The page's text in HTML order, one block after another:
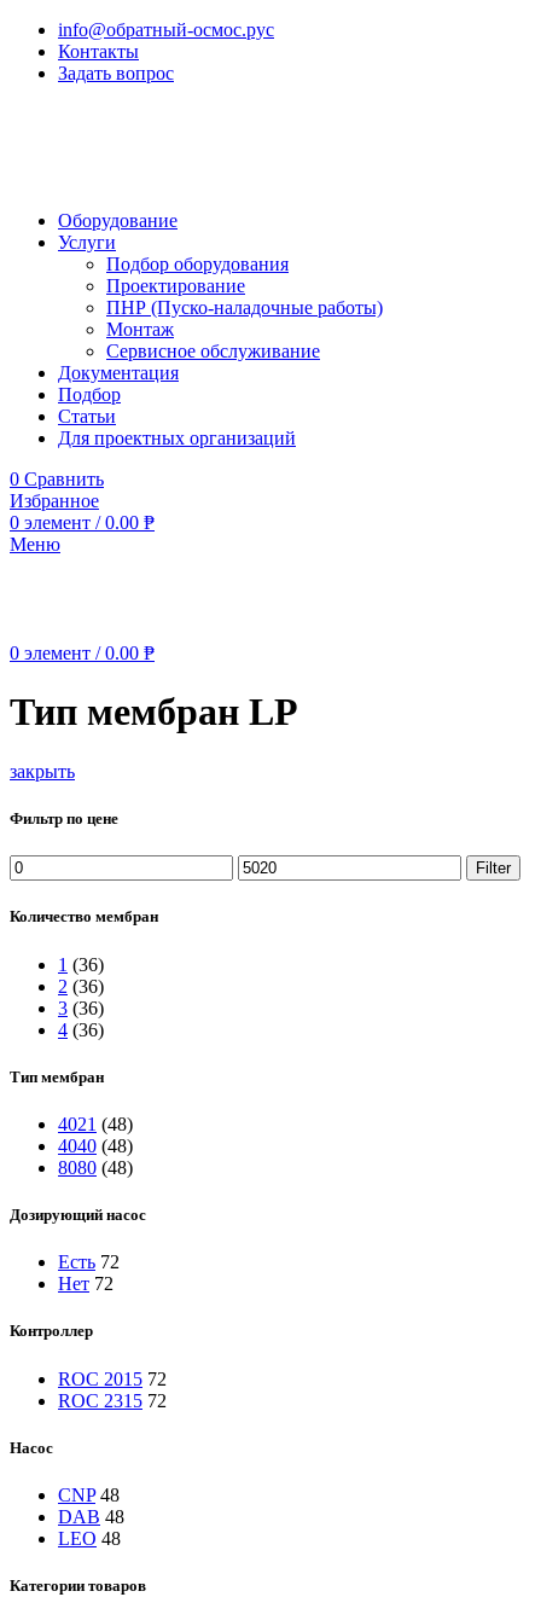
info@обратный-осмос.рус
Контакты
Задать вопрос
Оборудование
Услуги
Подбор оборудования
Проектирование
ПНР (Пуско-наладочные работы)
Монтаж
Сервисное обслуживание
Документация
Подбор
Статьи
Для проектных организаций
0 Сравнить
Избранное
0 элемент / 0.00 ₱
Меню
0 элемент / 0.00 ₱
Тип мембран LP
закрыть
Фильтр по цене
Min
price
Max
price
Filter
Количество мембран
1 (36)
2 (36)
3 (36)
4 (36)
Тип мембран
4021 (48)
4040 (48)
8080 (48)
Дозирующий насос
Есть 72
Нет 72
Контроллер
ROC 2015 72
ROC 2315 72
Насос
CNP 48
DAB 48
LEO 48
Категории товаров